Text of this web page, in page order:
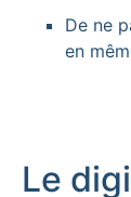
De ne
en
Le